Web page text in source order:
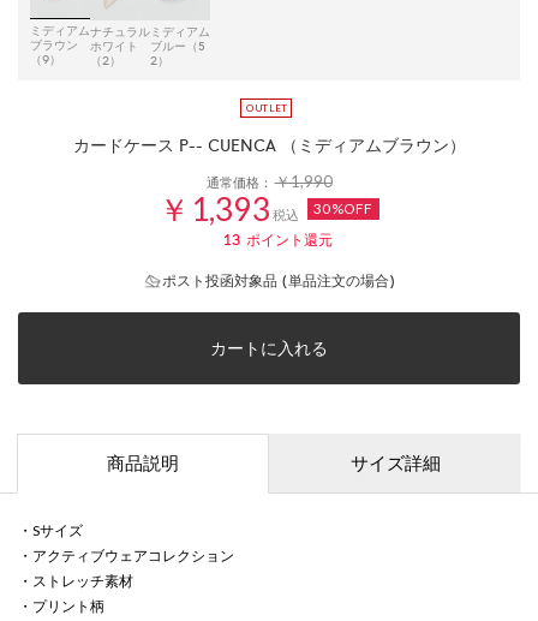
ミディアム
ブラウン
（9）
ナチュラル
ホワイト
（2）
ミディアム
ブルー（5
2）
カードケース P-- CUENCA （ミディアムブラウン）
通常価格：￥1,990
￥1,393 税込 30%OFF
13 ポイント還元
ポスト投函対象品 (単品注文の場合)
カートに入れる
商品説明 サイズ詳細
・Sサイズ
・アクティブウェアコレクション
・ストレッチ素材
・プリント柄